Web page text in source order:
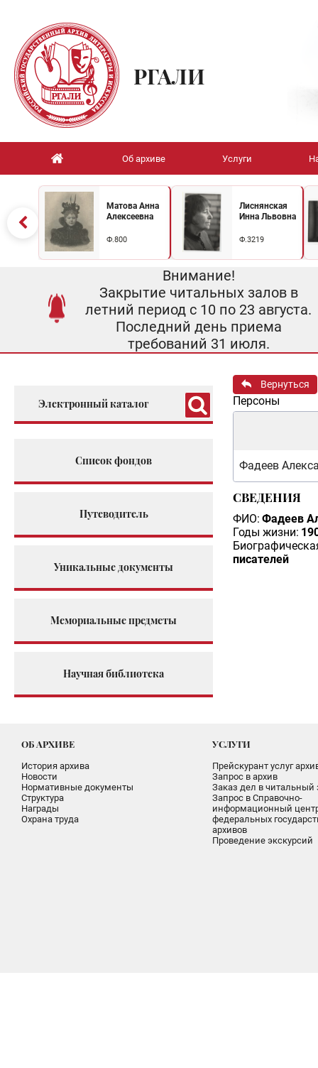
РГАЛИ
Об архиве Услуги
Матова Анна
Алексеевна
Ф.800
Лиснянская
Инна Львовна
Ф.3219
Внимание!
Закрытие читальных залов в
летний период с 10 по 23 августа.
Последний день приема
требований 31 июля.
Электронный каталог
Список фондов
Путеводитель
Уникальные документы
Мемориальные предметы
Научная библиотека
Вернуться
Персоны
Фадеев
СВЕДЕНИЯ
ФИО: Фадеев
Годы жизни:
писателей
ОБ АРХИВЕ
История архива
Новости
Нормативные документы
Структура
Награды
Охрана труда
УСЛУГИ
Прейскурант услуг
Запрос в архив
Заказ дел в читальный
Запрос в Справочно-
информационный
федеральных
архивов
Проведение экскурсий